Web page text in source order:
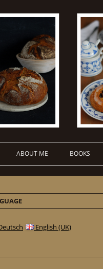
ABOUT ME BOOKS
English (UK)